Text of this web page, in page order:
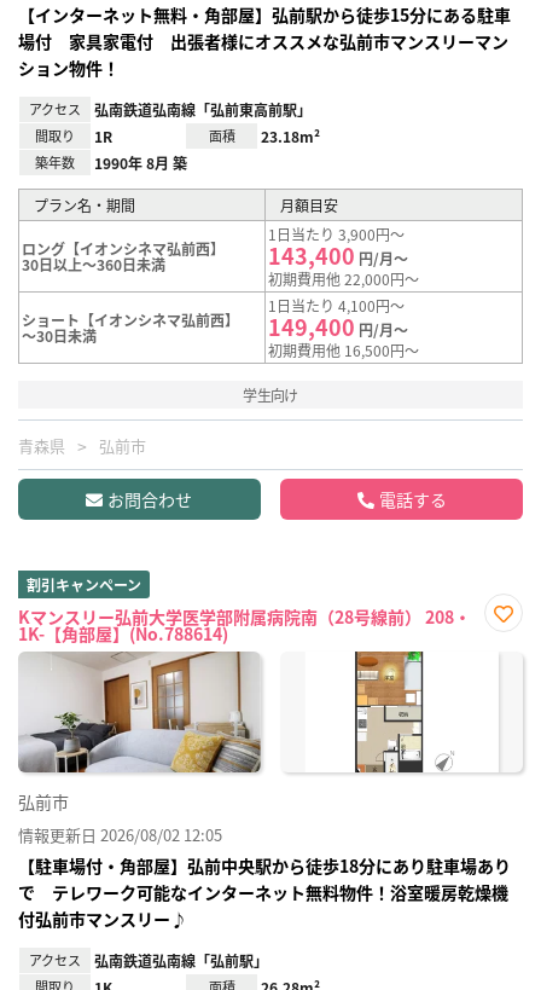
【インターネット無料・角部屋】弘前駅から徒歩15分にある駐車
場付 家具家電付 出張者様にオススメな弘前市マンスリーマン
ション物件！
アクセス 弘南鉄道弘南線「弘前東高前駅」
間取り 1R 面積 23.18m²
築年数 1990年 8月 築
プラン名・期間 月額目安
ロング【イオンシネマ弘前西】
30日以上～360日未満
1日当たり 3,900円～
143,400 円/月～
初期費用他 22,000円～
ショート【イオンシネマ弘前西】
～30日未満
1日当たり 4,100円～
149,400 円/月～
初期費用他 16,500円～
学生向け
青森県 弘前市
お問合わせ 電話する
割引キャンペーン
Kマンスリー弘前大学医学部附属病院南（28号線前） 208・
1K-【角部屋】(No.788614)
に入
弘前市
情報更新日 2026/08/02 12:05
【駐車場付・角部屋】弘前中央駅から徒歩18分にあり駐車場あり
で テレワーク可能なインターネット無料物件！浴室暖房乾燥機
付弘前市マンスリー♪
アクセス 弘南鉄道弘南線「弘前駅」
間取り 面積